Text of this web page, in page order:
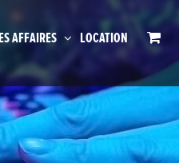
AFFAIRES LOCATION